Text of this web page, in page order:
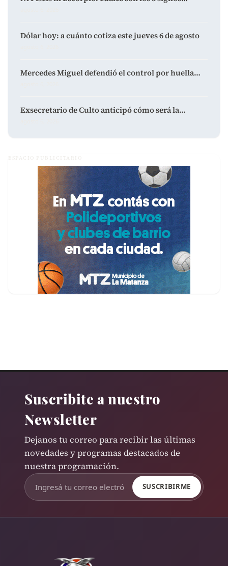
Dólar hoy: a cuánto cotiza este jueves 6 de agosto
Mercedes Miguel defendió el control por huella…
Exsecretario de Culto anticipó cómo será la…
ESPACIO PUBLICITARIO
Suscribite a nuestro
Newsletter
Dejanos tu correo para recibir las últimas
novedades y programas destacados de
nuestra programación.
SUSCRIBIRME